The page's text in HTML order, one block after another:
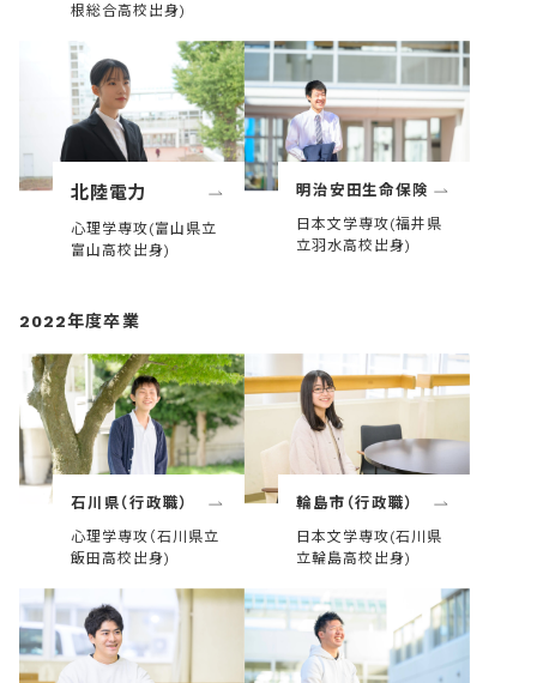
根総合高校出身)
北陸電力
心理学専攻(富山県立
富山高校出身)
明治安田生命保険
日本文学専攻(福井県
立羽水高校出身)
2022年度卒業
石川県（行政職）
心理学専攻（石川県立
飯田高校出身)
輪島市（行政職）
日本文学専攻(石川県
立輪島高校出身)